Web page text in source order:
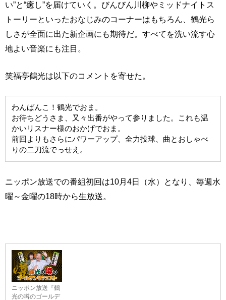
い”と“癒し”を届けていく。びんびん川柳やミッドナイトス
トーリーといったおなじみのコーナーはもちろん、鶴光ら
しさが全面に出た新企画にも期待だ。すべてを洗い流す心
地よい音楽にも注目。
笑福亭鶴光は以下のコメントを寄せた。
わんばんこ！鶴光でおま。
お待ちどうさま、又々出番がやって参りました。これも温
かいリスナー様のおかげでおま。
前回よりもさらにパワーアップ、全力投球、曲とおしゃべ
りの二刀流でっせえ。
ニッポン放送での番組初回は10月4日（水）となり、毎週水
曜～金曜の18時から生放送。
ニッポン放送『鶴
光の噂のゴールデ